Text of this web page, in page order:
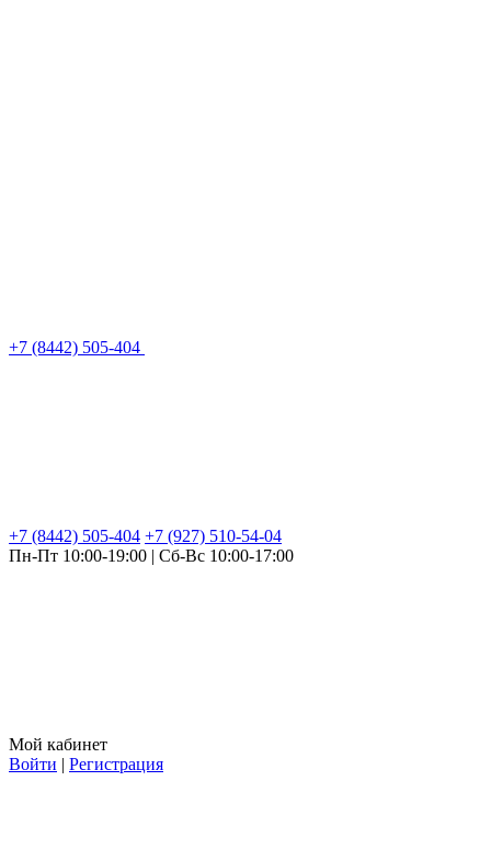
+7 (8442) 505-404
+7 (8442) 505-404 +7 (927) 510-54-04
Пн-Пт 10:00-19:00 | Сб-Вс 10:00-17:00
Мой кабинет
Войти | Регистрация